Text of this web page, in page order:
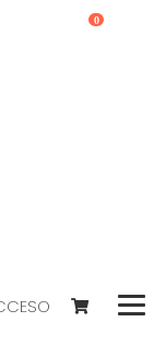
0